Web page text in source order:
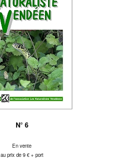
N° 6
En vente
au prix de 9 € + port